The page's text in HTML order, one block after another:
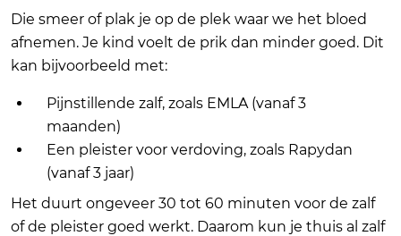
Die smeer of plak je op de plek waar we het bloed
afnemen. Je kind voelt de prik dan minder goed. Dit
kan bijvoorbeeld met:
Pijnstillende zalf, zoals EMLA (vanaf 3
maanden)
Een pleister voor verdoving, zoals Rapydan
(vanaf 3 jaar)
Het duurt ongeveer 30 tot 60 minuten voor de zalf
of de pleister goed werkt. Daarom kun je thuis al zalf